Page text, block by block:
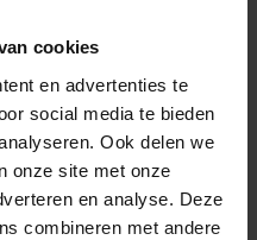
cookies
en advertenties te
social media te bieden
Ook delen we
onze site met onze
en analyse. Deze
combineren met andere
activiteiten te
strategie.
CRO weerspiegelt
volledige Dstny
klantervaring en